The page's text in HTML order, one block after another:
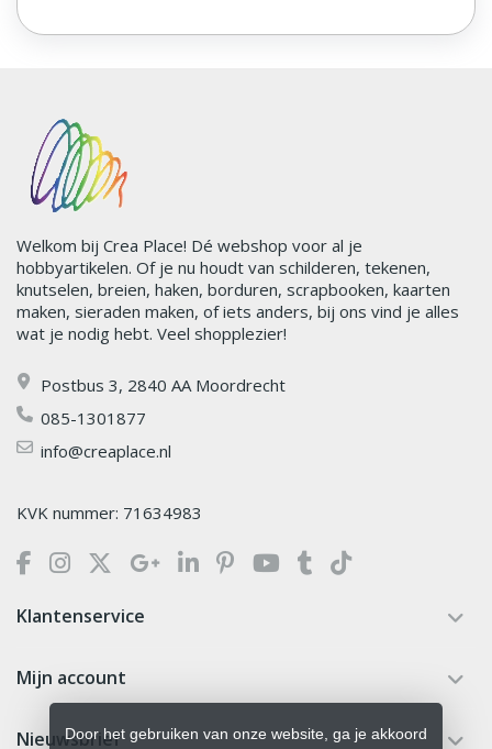
Welkom bij Crea Place! Dé webshop voor al je
hobbyartikelen. Of je nu houdt van schilderen, tekenen,
knutselen, breien, haken, borduren, scrapbooken, kaarten
maken, sieraden maken, of iets anders, bij ons vind je alles
wat je nodig hebt. Veel shopplezier!
Postbus 3, 2840 AA Moordrecht
085-1301877
info@creaplace.nl
KVK nummer: 71634983
Klantenservice
Mijn account
Nieuwsbrief
Door het gebruiken van onze website, ga je akkoord